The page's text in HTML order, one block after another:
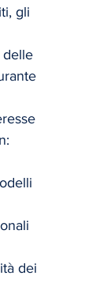
gli
delle
dei